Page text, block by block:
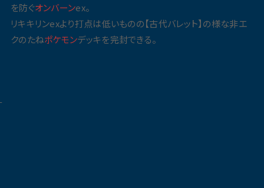
を防ぐオンバーンex。
リキキリンexより打点は低いものの【古代バレット】の様な非エ
クのたねポケモンデッキを完封できる。